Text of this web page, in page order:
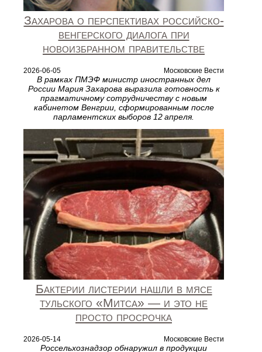
Захарова о перспективах российско-
венгерского диалога при
новоизбранном правительстве
2026-06-05 Московские Вести
В рамках ПМЭФ министр иностранных дел
России Мария Захарова выразила готовность к
прагматичному сотрудничеству с новым
кабинетом Венгрии, сформированным после
парламентских выборов 12 апреля.
Бактерии листерии нашли в мясе
тульского «Митса» — и это не
просто просрочка
2026-05-14 Московские Вести
Россельхознадзор обнаружил в продукции